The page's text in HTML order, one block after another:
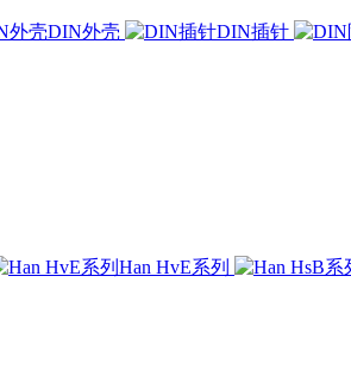
DIN外壳 DIN插针
Han HvE系列